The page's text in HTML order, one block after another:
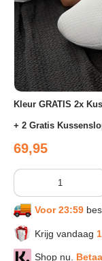
Sport &
Wonen &
Keuken &
Kleur GRATIS 2x
+ 2 Gratis
Reguliere prijs
69,95
Aantal
Voor 23:59
Krijg vandaag
Shop nu.